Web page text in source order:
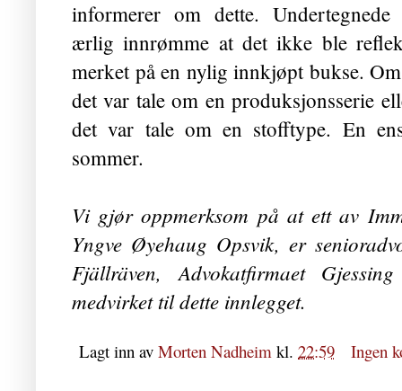
informerer om dette. Undertegnede
ærlig innrømme at det ikke ble
merket på en nylig innkjøpt bukse.
det var tale om en produksjonsserie
det var tale om en stofftype. En
sommer.
Vi gjør oppmerksom på at ett av
Yngve Øyehaug Opsvik, er
Fjällräven, Advokatfirmaet
medvirket til dette innlegget.
Lagt inn av Morten Nadheim kl. 22:59 Ingen